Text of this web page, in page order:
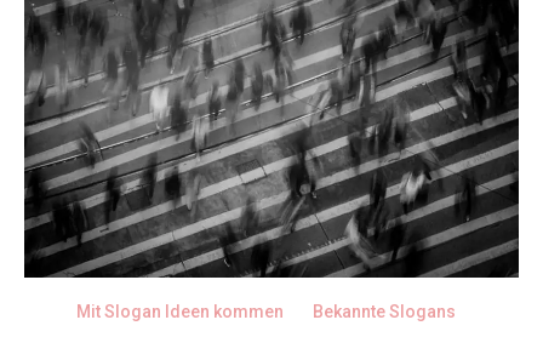
Mit Slogan Ideen kommen Bekannte Slogans